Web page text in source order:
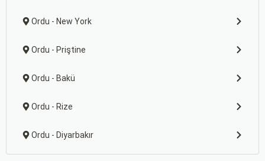
Ordu - New York
Ordu - Priştine
Ordu - Bakü
Ordu - Rize
Ordu - Diyarbakır